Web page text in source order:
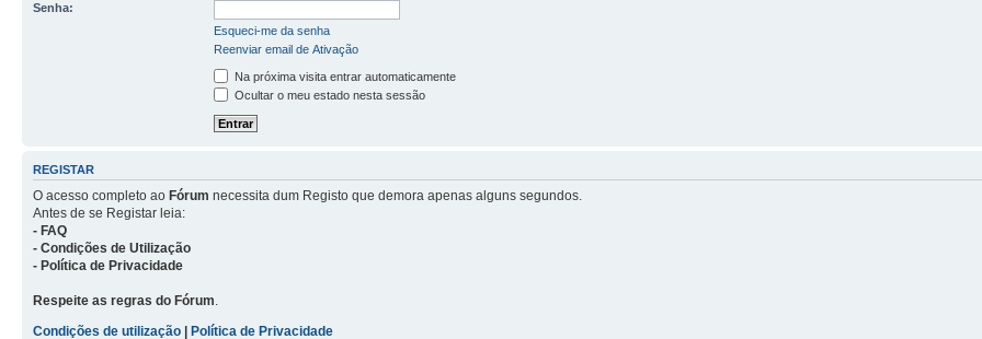
Senha:
Esqueci-me da senha
Reenviar email de Ativação
Na próxima visita entrar automaticamente
Ocultar o meu estado nesta sessão
REGISTAR
O acesso completo ao Fórum necessita dum Registo que demora apenas alguns segundos.
Antes de se Registar leia:
- FAQ
- Condições de Utilização
- Política de Privacidade
Respeite as regras do Fórum
Condições de utilização | Política de Privacidade